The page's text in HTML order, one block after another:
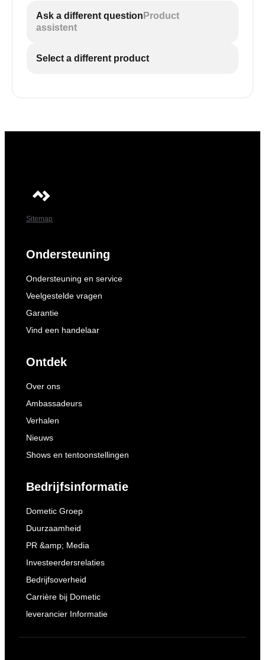
Ask a different question Product
assistent
Select a different product
Sitemap
Ondersteuning
Ondersteuning en service
Veelgestelde vragen
Garantie
Vind een handelaar
Ontdek
Over ons
Ambassadeurs
Verhalen
Nieuws
Shows en tentoonstellingen
Bedrijfsinformatie
Dometic Groep
Duurzaamheid
PR &amp; Media
Investeerdersrelaties
Bedrijfsoverheid
Carrière bij Dometic
leverancier Informatie